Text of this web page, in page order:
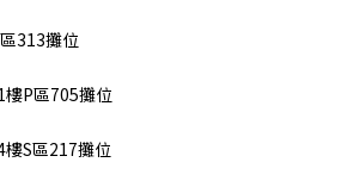
區313攤位
樓P區705攤位
樓S區217攤位